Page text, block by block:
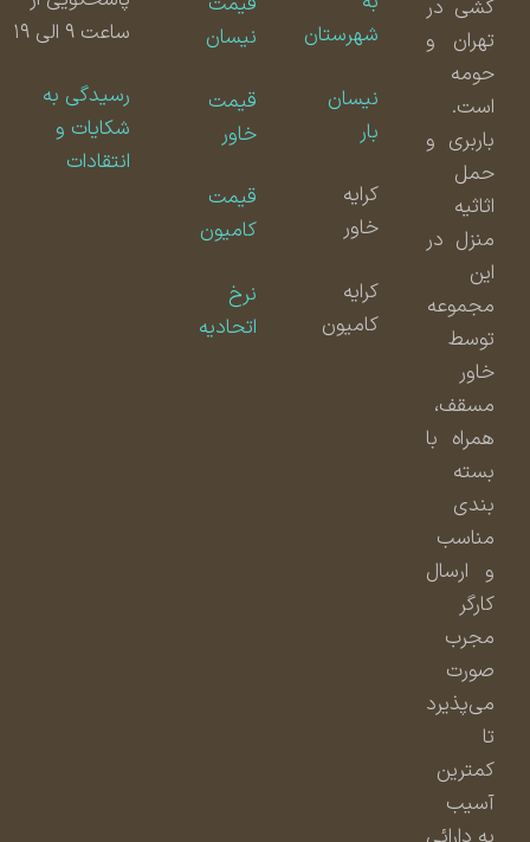
کشی در
تهران و
حومه
است.
باربری و
حمل
اثاثیه
منزل در
مجموعه
توسط
مسقف،
همراه با
بسته
بندی
مناسب
و ارسال
مجرب
صورت
می‌پذیرد
کمترین
آسیب
شهرستان
نیسان
کامیون
نیسان
قیمت
قیمت
کامیون
اتحادیه
ساعت ۹ الی ۱۹
رسیدگی به
شکایات و
انتقادات